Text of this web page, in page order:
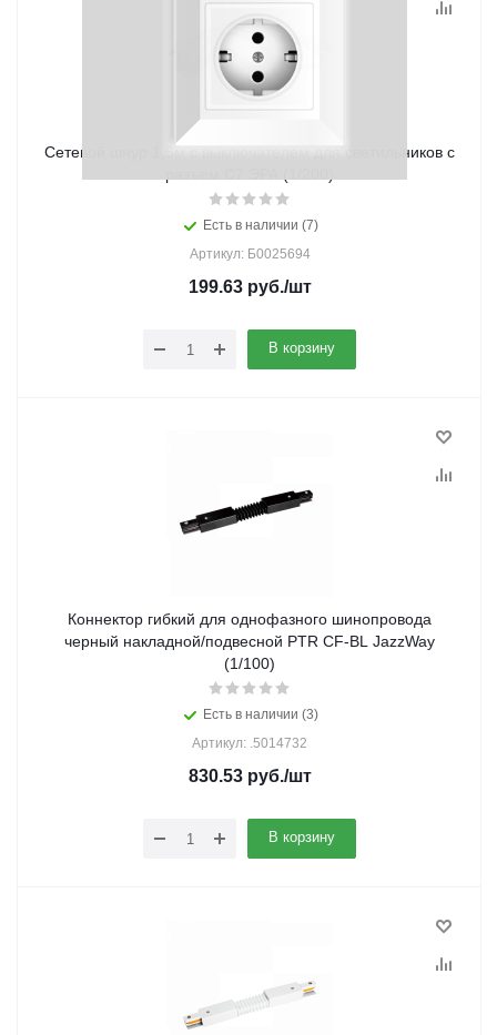
Сетевой шнур 1,5м с выключателем для светильников с
Есть в наличии (7)
Артикул: Б0025694
199.63руб./шт
В корзину
Коннектор гибкий для однофазного шинопровода
черный накладной/подвесной PTR CF-BL JazzWay
(1/100)
Есть в наличии (3)
Артикул: .5014732
830.53руб./шт
В корзину